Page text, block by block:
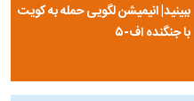
ببینید| انیمیشن لگویی حمله به کویت
با جنگنده اف-۵